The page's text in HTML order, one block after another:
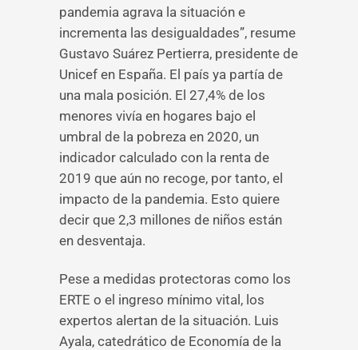
pandemia agrava la situación e
incrementa las desigualdades”, resume
Gustavo Suárez Pertierra, presidente de
Unicef en España. El país ya partía de
una mala posición. El 27,4% de los
menores vivía en hogares bajo el
umbral de la pobreza en 2020, un
indicador calculado con la renta de
2019 que aún no recoge, por tanto, el
impacto de la pandemia. Esto quiere
decir que 2,3 millones de niños están
en desventaja.
Pese a medidas protectoras como los
ERTE o el ingreso mínimo vital, los
expertos alertan de la situación. Luis
Ayala, catedrático de Economía de la